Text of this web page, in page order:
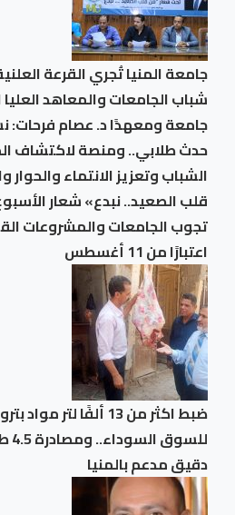
جامعة المنيا تُجري القرعة
جامعة ومعهدًا د. عصام فرحات:
حدث طلابي.. ومنصة لاكتشاف
الشباب وتعزيز الانتماء والحوار
قلب الصعيد.. نبدع» شعار
تجوب الجامعات والمشروعات
اعتبارًا من 11 أغسطس
ضبط اكثر من 13 ألفًا لتر
دقيق مدعم بالمنيا